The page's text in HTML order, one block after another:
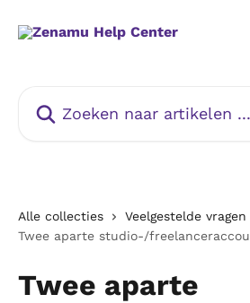
Alle collecties
Veelgestelde
Twee aparte studio-/
Twee aparte